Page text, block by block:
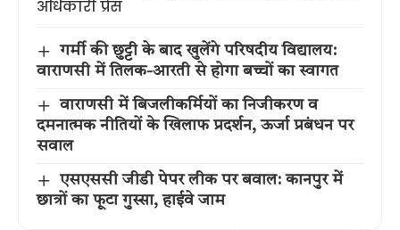
गर्मी की छुट्टी के बाद खुलेंगे परिषदीय विद्यालय:
वाराणसी में तिलक-आरती से होगा बच्चों का स्वागत
वाराणसी में बिजलीकर्मियों का निजीकरण व
दमनात्मक नीतियों के खिलाफ प्रदर्शन, ऊर्जा प्रबंधन पर
सवाल
एसएससी जीडी पेपर लीक पर बवाल: कानपुर में
छात्रों का फूटा गुस्सा, हाईवे जाम